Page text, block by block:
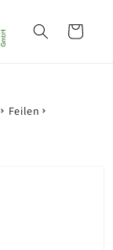
Warenkorb
Feilen